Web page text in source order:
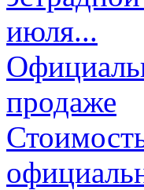
июля...
продаже